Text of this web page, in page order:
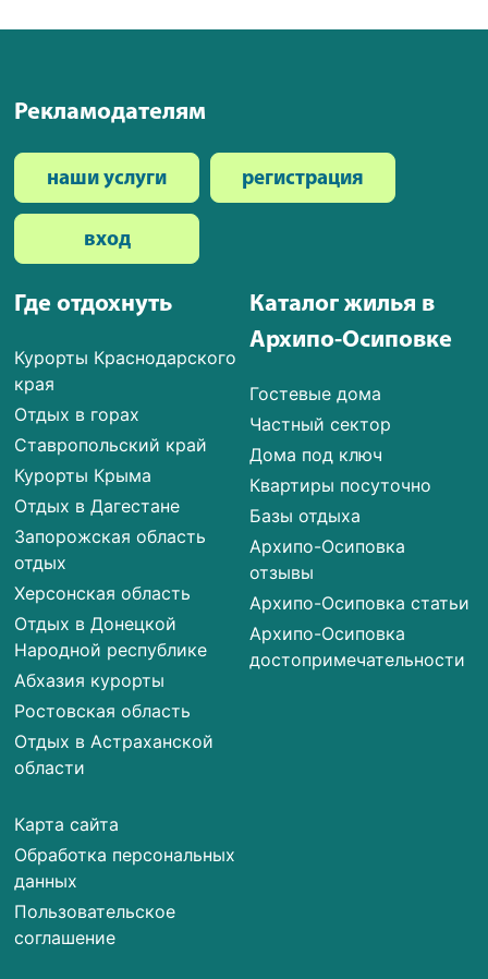
Где отдохнуть
Курорты Краснодарского
края
Отдых в горах
Ставропольский край
Курорты Крыма
Отдых в Дагестане
Запорожская область
отдых
Херсонская область
Отдых в Донецкой
Народной республике
Абхазия курорты
Ростовская область
Отдых в Астраханской
области
Карта сайта
Обработка персональных
данных
Пользовательское
соглашение
Каталог жилья в
Архипо-Осиповке
Гостевые дома
Частный сектор
Дома под ключ
Квартиры посуточно
Базы отдыха
Архипо-Осиповка
отзывы
Архипо-Осиповка статьи
Архипо-Осиповка
достопримечательности
Рекламодателям
наши услуги регистрация
вход